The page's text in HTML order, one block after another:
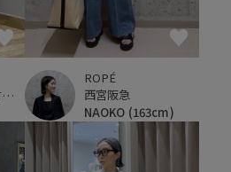
ジェイアール名古屋タカシマヤ
ROPÉ
西宮阪急
NAOKO (163cm)